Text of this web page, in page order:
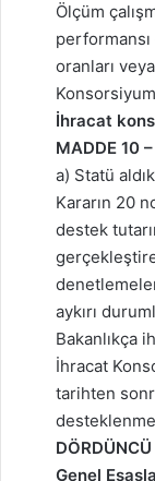
Ölçüm
oranları
İhracat
MADDE 10 –
a) Statü
Kararın 20
destek
aykırı
Bakanlıkça
İhracat
tarihten
Genel